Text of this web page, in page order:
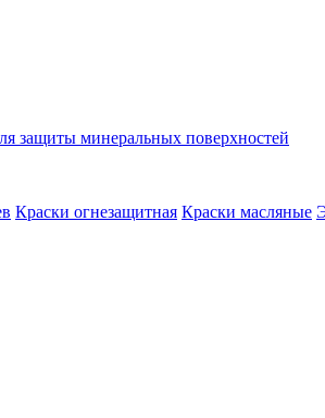
защиты минеральных поверхностей
Краски огнезащитная Краски масляные